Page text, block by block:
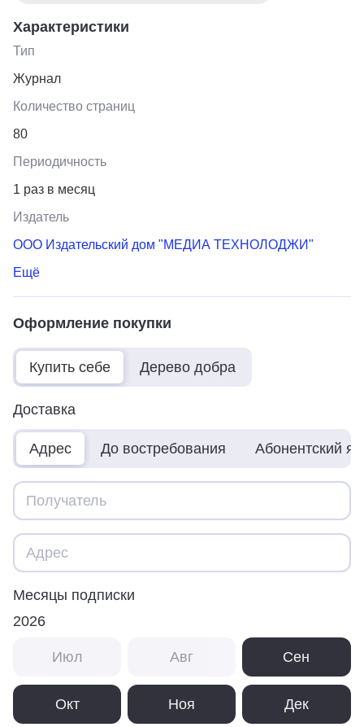
Характеристики
Тип
Журнал
Количество страниц
80
Периодичность
1 раз в месяц
Издатель
ООО Издательский дом "МЕДИА ТЕХНОЛОДЖИ"
Ещё
Оформление покупки
Купить себе Дерево добра
Доставка
Адрес До востребования Абонентский
Месяцы подписки
2026
Июл Авг Сен
Окт Ноя Дек